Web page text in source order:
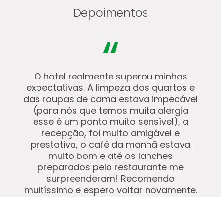
Depoimentos
“
O hotel realmente superou minhas
expectativas. A limpeza dos quartos e
das roupas de cama estava impecável
(para nós que temos muita alergia
esse é um ponto muito sensível), a
recepção, foi muito amigável e
prestativa, o café da manhã estava
muito bom e até os lanches
preparados pelo restaurante me
surpreenderam! Recomendo
muitíssimo e espero voltar novamente.